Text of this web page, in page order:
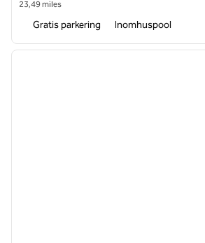
23,49 miles
Gratis parkering Inomhuspool
1 av 12